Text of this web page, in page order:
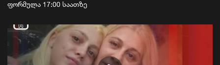
ფორმულა 17:00 საათზე